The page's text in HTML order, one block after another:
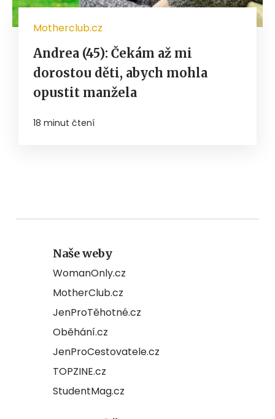
Motherclub.cz
Andrea (45): Čekám až mi
dorostou děti, abych mohla
opustit manžela
18 minut čtení
Naše weby
WomanOnly.cz
MotherClub.cz
JenProTěhotné.cz
Oběhání.cz
JenProCestovatele.cz
TOPZINE.cz
StudentMag.cz